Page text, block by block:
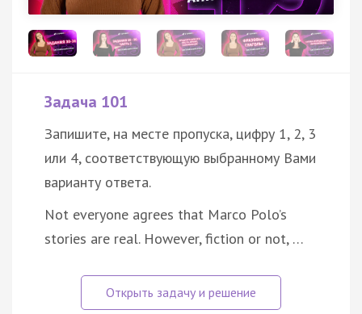
Задача 101
Запишите, на месте пропуска, цифру 1, 2, 3
или 4, соответствующую выбранному Вами
варианту ответа.
Not everyone agrees that Marco Polo’s
stories are real. However, fiction or not, …